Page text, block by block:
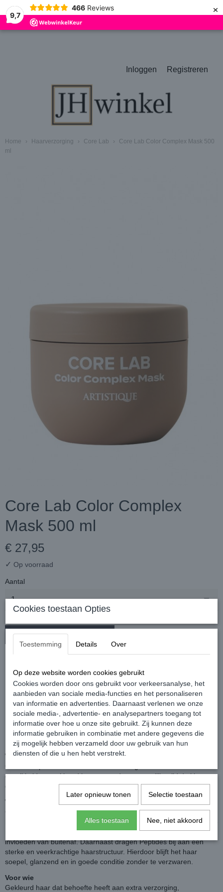
9,7
466 Reviews ×
Inloggen Registreren
Home › Haarverzorging › Core Lab ›
Core Lab Color Complex Mask 500
ml
Core Lab Color Complex
Mask 500 ml
€ 27,95
✓ Op voorraad
Aantal
In winkelwagen
Ontdek de nieuwe Core Lab haarverzorging van Artistique
Om de introductie te vieren ontvang je10% korting op alle Core
Lab producten.
Gebruik kortingscode: CORE10
Voer de code in bij het afrekenen en de korting wordt automatisch
verrekend.
Wat is het
Color Complex Mask is een intens verzorgend haarmasker
ontwikkeld om gekleurd haar te voeden en tegelijkertijd de kleur en
glans van het haar te helpen behouden.
Waarom kiezen
Color Complex Mask verzorgt gekleurd haar intensief en helpt de
haarvezel te versterken. De formule met Ceramides ondersteunt de
natuurlijke haarbarrière en helpt het haar te beschermen tegen
invloeden van buitenaf. Daarnaast dragen Peptides bij aan een
sterke en veerkrachtige haarstructuur. Hierdoor blijft het haar
soepel, glanzend en in goede conditie zonder te verzwaren.
Voor wie
Gekleurd haar dat behoefte heeft aan extra verzorging,
Cookies toestaan Opties
Toestemming Details Over
Op deze website worden cookies gebruikt
Cookies worden door ons gebruikt voor verkeersanalyse, het
aanbieden van sociale media-functies en het personaliseren
van informatie en advertenties. Daarnaast verlenen we onze
sociale media-, advertentie- en analysepartners toegang tot
informatie over hoe u onze site gebruikt. Zij kunnen deze
informatie gebruiken in combinatie met andere gegevens die
zij mogelijk hebben verzameld door uw gebruik van hun
diensten of die u hen hebt verstrekt.
Later opnieuw tonen Selectie toestaan
Alles toestaan Nee, niet akkoord